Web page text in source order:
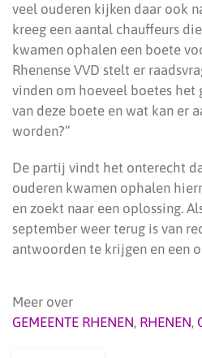
veel ouderen kijken daar ook
kreeg een aantal chauffeurs
kwamen ophalen een boete
Rhenense VVD stelt er
vinden om hoeveel boetes het
van deze boete en wat kan er
worden?”
De partij vindt het onterecht
ouderen kwamen ophalen
en zoekt naar een oplossing.
september weer terug is van
antwoorden te krijgen en een
Meer over
GEMEENTE RHENEN, RHENEN,